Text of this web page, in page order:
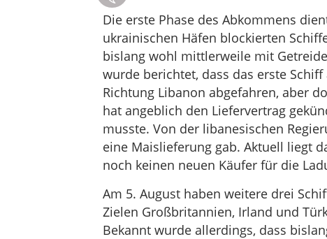
Die erste Phase des Abkommens
ukrainischen Häfen blockierten
bislang wohl mittlerweile mit
wurde berichtet, dass das erste
Richtung Libanon abgefahren, aber
hat angeblich den Liefervertrag
musste. Von der libanesischen
eine Maislieferung gab. Aktuell liegt
noch keinen neuen Käufer für die
Am 5. August haben weitere drei
Zielen Großbritannien, Irland und
Bekannt wurde allerdings, dass